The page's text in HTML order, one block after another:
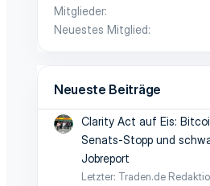
Mitglieder
Neuestes Mitglied
Neueste Beiträge
Clarity Act auf Eis:
Senats-Stopp und
Jobreport
Letzter: Traden.de